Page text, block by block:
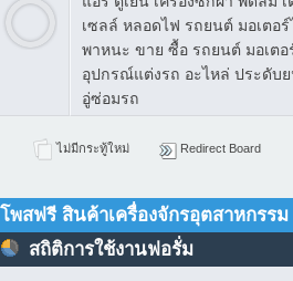
เซลล์ หลอดไฟ รถยนต์ มอเตอ
พาหนะ ขาย ซื้อ รถยนต์ มอเตอ
อุปกรณ์แต่งรถ อะไหล่ ประดับ
อู่ซ่อมรถ
ไม่มีกระทู้ใหม่ Redirect Board
โพสฟรี สินค้าเครื่องจักรอุตสาหกรร
สถิติการใช้งานฟอรั่ม